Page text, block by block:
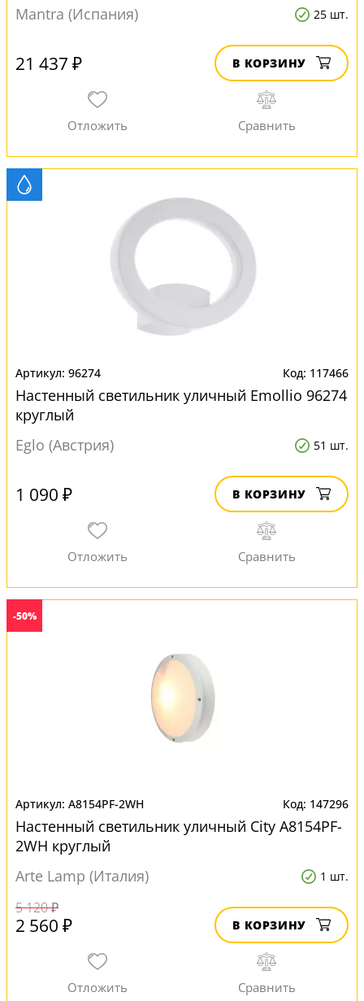
Mantra (Испания) 25 шт.
21 437 ₽ В КОРЗИНУ
96274 117466
Настенный светильник уличный Emollio 96274
круглый
Eglo (Австрия)
51 шт.
1 090 ₽ В КОРЗИНУ
-50%
A8154PF-2WH 147296
Настенный светильник уличный City A8154PF-
2WH круглый
Arte Lamp (Италия)
1 шт.
5 120 ₽
2 560 ₽ В КОРЗИНУ